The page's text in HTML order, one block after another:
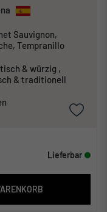
Sauvignon,
Tempranillo
& würzig ,
& traditionell
Lieferbar